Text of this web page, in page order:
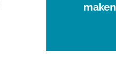
maken